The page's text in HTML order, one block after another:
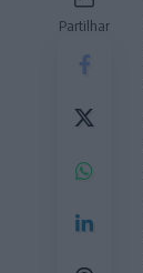
Partilhar